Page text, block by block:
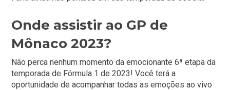
Onde assistir ao GP de
Mônaco 2023?
Não perca nenhum momento da emocionante 6ª etapa da
temporada de Fórmula 1 de 2023! Você terá a
oportunidade de acompanhar todas as emoções ao vivo